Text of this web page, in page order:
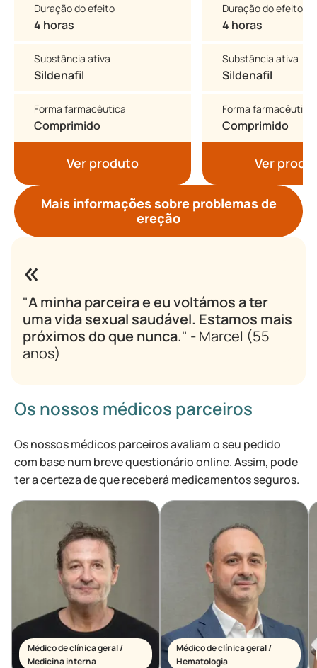
Duração do efeito
4 horas
Substância ativa
Sildenafil
Forma farmacêutica
Comprimido
Ver produto
Duração do efeito
4 horas
Substância ativa
Sildenafil
Forma farmacêutica
Comprimido
Ver
Mais informações sobre problemas de
ereção
"A minha parceira e eu voltámos a ter
uma vida sexual saudável. Estamos mais
próximos do que nunca." - Marcel (55
anos)
Os nossos médicos parceiros
Os nossos médicos parceiros avaliam o seu pedido
com base num breve questionário online. Assim, pode
ter a certeza de que receberá medicamentos seguros.
Médico de clínica geral /
Medicina interna
Médico de clínica geral /
Hematologia